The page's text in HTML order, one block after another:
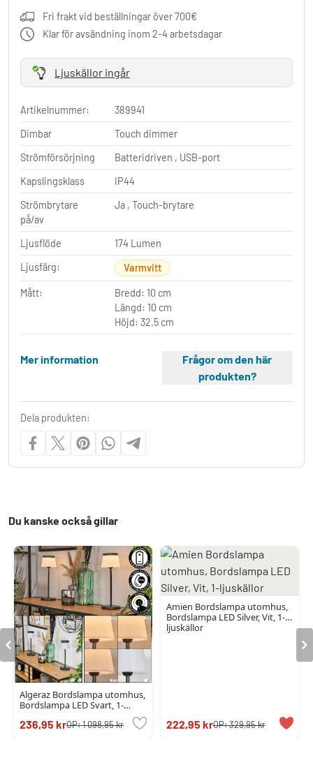
Fri frakt vid beställningar över 700€
Klar för avsändning inom 2-4 arbetsdagar
Ljuskällor ingår
Artikelnummer:
389941
Dimbar
Touch dimmer
Strömförsörjning
Batteridriven , USB-port
Kapslingsklass
IP44
Strömbrytare
på/av
Ja , Touch-brytare
Ljusflöde
174 Lumen
Ljusfärg:
Varmvitt
Mått:
Bredd: 10 cm
Längd: 10 cm
Höjd: 32.5 cm
Mer information
Frågor om den här
produkten?
Dela produkten:
Du kanske också gillar
Algeraz Bordslampa utomhus,
Bordslampa LED Svart, 1-
236,95 krOP:1 098,95 kr
Amien Bordslampa utomhus,
Bordslampa LED Silver, Vit, 1-
ljuskällor
222,95 krOP:329,95 kr